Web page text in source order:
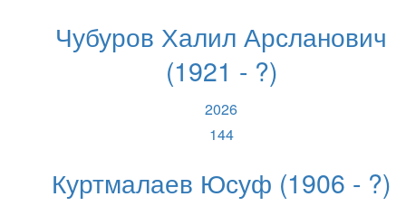
Чубуров Халил Арсланович
(1921 - ?)
2026
144
Куртмалаев Юсуф (1906 - ?)